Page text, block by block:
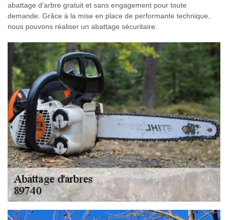
abattage d’arbre gratuit et sans engagement pour toute
demande. Grâce à la mise en place de performante technique,
nous pouvons réaliser un abattage sécuritaire.